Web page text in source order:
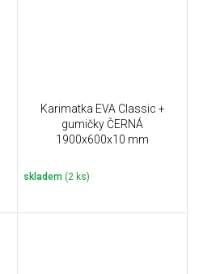
Karimatka EVA Classic +
gumičky ČERNÁ
1900x600x10 mm
skladem (2 ks)